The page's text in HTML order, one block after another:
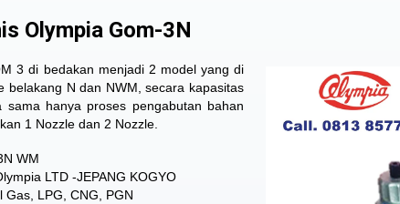
Olympia Gom-3N
3 di bedakan menjadi 2 model yang di
belakang N dan NWM, secara kapasitas
sama hanya proses pengabutan bahan
1 Nozzle dan 2 Nozzle.
WM
LTD -JEPANG KOGYO
Gas, LPG, CNG, PGN